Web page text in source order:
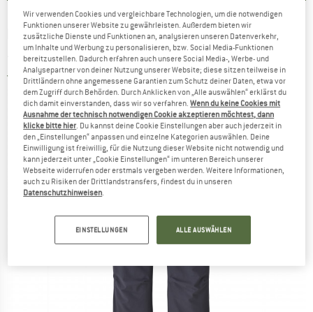
PATAGONIA -Women's Point Peak Trail Pants
- Trekkinghose
5,0(1)
Wir verwenden Cookies und vergleichbare Technologien, um die notwendigen
Funktionen unserer Website zu gewährleisten. Außerdem bieten wir
zusätzliche Dienste und Funktionen an, analysieren unseren Datenverkehr,
um Inhalte und Werbung zu personalisieren, bzw. Social Media-Funktionen
bereitzustellen. Dadurch erfahren auch unsere Social Media-, Werbe- und
Analysepartner von deiner Nutzung unserer Website; diese sitzen teilweise in
Drittländern ohne angemessene Garantien zum Schutz deiner Daten, etwa vor
dem Zugriff durch Behörden. Durch Anklicken von „Alle auswählen“ erklärst du
dich damit einverstanden, dass wir so verfahren.Wenn du keine Cookies mit
Ausnahme der technisch notwendigen Cookie akzeptieren möchtest, dann
klicke bitte hier. Du kannst deine Cookie Einstellungen aber auch jederzeit in
den „Einstellungen“ anpassen und einzelne Kategorien auswählen. Deine
Einwilligung ist freiwillig, für die Nutzung dieser Website nicht notwendig und
kann jederzeit unter „Cookie Einstellungen“ im unteren Bereich unserer
Webseite widerrufen oder erstmals vergeben werden. Weitere Informationen,
auch zu Risiken der Drittlandstransfers, findest du in unseren
Datenschutzhinweisen.
EINSTELLUNGEN ALLE AUSWÄHLEN